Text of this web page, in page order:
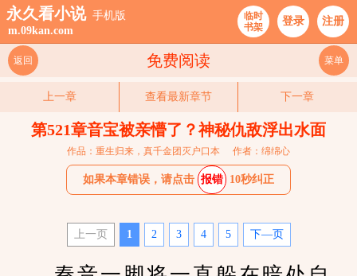
永久看小说 手机版
m.09kan.com
临时
书架
登录 注册
免费阅读
返回 菜单
上一章 查看最新章节 下一章
第521章音宝被亲懵了？神秘仇敌浮出水面
作品：重生归来，真千金团灭户口本 作者：绵绵心
如果本章错误，请点击 报错 10秒纠正
上一页 1 2 3 4 5 下—页